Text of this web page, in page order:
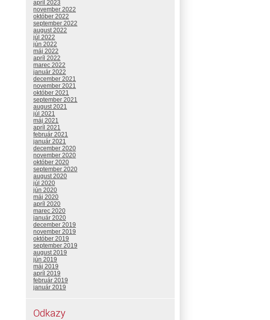
apríl 2023
november 2022
október 2022
september 2022
august 2022
júl 2022
jún 2022
máj 2022
apríl 2022
marec 2022
január 2022
december 2021
november 2021
október 2021
september 2021
august 2021
júl 2021
máj 2021
apríl 2021
február 2021
január 2021
december 2020
november 2020
október 2020
september 2020
august 2020
júl 2020
jún 2020
máj 2020
apríl 2020
marec 2020
január 2020
december 2019
november 2019
október 2019
september 2019
august 2019
jún 2019
máj 2019
apríl 2019
február 2019
január 2019
Odkazy